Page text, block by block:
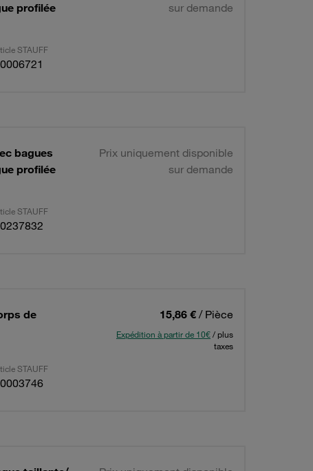
profilée
sur demande
STAUFF
bagues
profilée
Prix uniquement disponible
sur demande
STAUFF
de
15,86 € / Pièce
Expédition à partir de 10€/ plus
taxes
STAUFF